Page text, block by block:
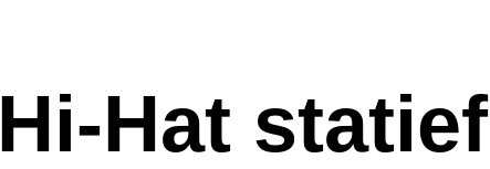
Hi-Hat statief